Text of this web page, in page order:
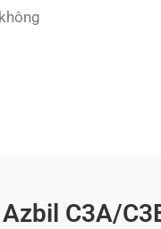
C3A/